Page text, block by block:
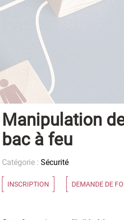
Manipulation
bac à feu
Catégorie :Sécurité
INSCRIPTION DEMANDE DE